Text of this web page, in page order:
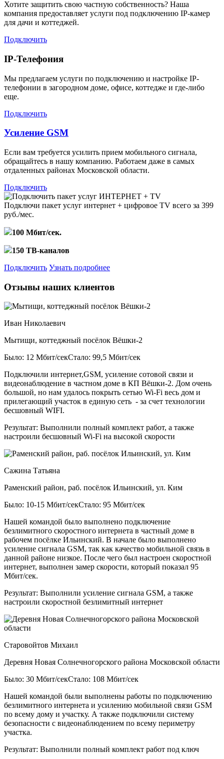
Хотите защитить свою частную собственность? Наша
компания предоставляет услуги под подключению IP-камер
для дачи и коттеджей.
Подключить
IP-Телефония
Мы предлагаем услуги по подключению и настройке IP-
телефонии в загородном доме, офисе, коттедже и где-либо
еще.
Подключить
Усиление GSM
Если вам требуется усилить прием мобильного сигнала,
обращайтесь в нашу компанию. Работаем даже в самых
отдаленных районах Московской области.
Подключить
Подключи пакет услуг интернет + цифровое TV всего за 399
руб./мес.
100 Мбит/сек.
150 ТВ-каналов
Подключить Узнать подробнее
Отзывы наших клиентов
Иван Николаевич
Мытищи, коттеджный посёлок Вёшки-2
Было: 12 Мбит/секСтало: 99,5 Мбит/сек
Подключили интернет,GSM, усиление сотовой связи и
видеонаблюдение в частном доме в КП Вёшки-2. Дом очень
большой, но нам удалось покрыть сетью Wi-Fi весь дом и
прилегающий участок в единую сеть - за счет технологии
бесшовный WIFI.
Результат: Выполнили полный комплект работ, а также
настроили бесшовный Wi-Fi на высокой скорости
Сажина Татьяна
Раменский район, раб. посёлок Ильинский, ул. Ким
Было: 10-15 Мбит/секСтало: 95 Мбит/сек
Нашей командой было выполнено подключение
безлимитного скоростного интернета в частный доме в
рабочем посёлке Ильинский. В начале было выполнено
усиление сигнала GSM, так как качество мобильной связь в
данной районе низкое. После чего был настроен скоростной
интернет, выполнен замер скорости, который показал 95
Мбит/сек.
Результат: Выполнили усиление сигнала GSM, а также
настроили скоростной безлимитный интернет
Старовойтов Михаил
Деревня Новая Солнечногорского района Московской области
Было: 30 Мбит/секСтало: 108 Мбит/сек
Нашей командой были выполнены работы по подключению
безлимитного интернета и усилению мобильной связи GSM
по всему дому и участку. А также подключили систему
безопасности с видеонаблюдением по всему периметру
участка.
Результат: Выполнили полный комплект работ под ключ